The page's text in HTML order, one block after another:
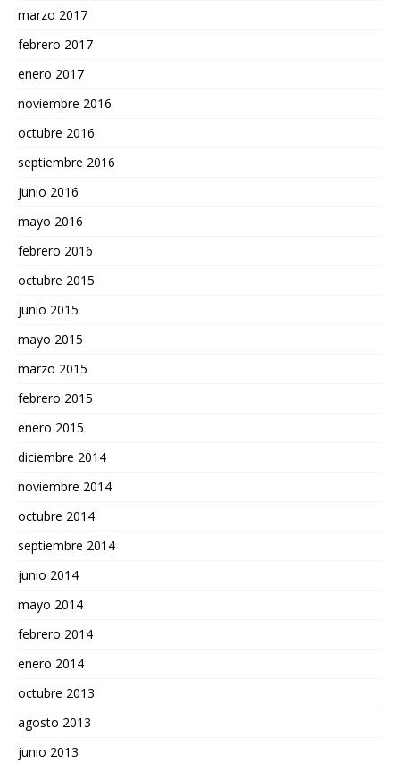
marzo 2017
febrero 2017
enero 2017
noviembre 2016
octubre 2016
septiembre 2016
junio 2016
mayo 2016
febrero 2016
octubre 2015
junio 2015
mayo 2015
marzo 2015
febrero 2015
enero 2015
diciembre 2014
noviembre 2014
octubre 2014
septiembre 2014
junio 2014
mayo 2014
febrero 2014
enero 2014
octubre 2013
agosto 2013
junio 2013